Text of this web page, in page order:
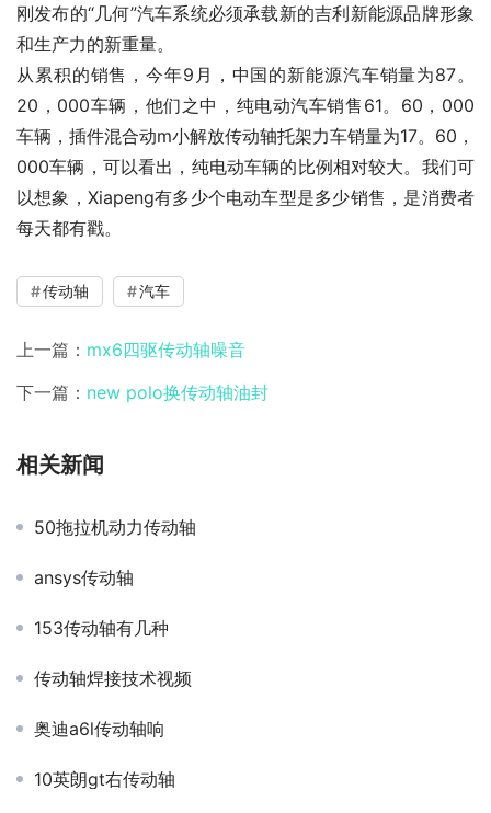
刚发布的“几何”汽车系统必须承载新的吉利新能源品牌形象
和生产力的新重量。
从累积的销售，今年9月，中国的新能源汽车销量为87。
20，000车辆，他们之中，纯电动汽车销售61。60，000
车辆，插件混合动m小解放传动轴托架力车销量为17。60，
000车辆，可以看出，纯电动车辆的比例相对较大。我们可
以想象，Xiapeng有多少个电动车型是多少销售，是消费者
每天都有戳。
传动轴 汽车
上一篇： mx6四驱传动轴噪音
下一篇： new polo换传动轴油封
相关新闻
50拖拉机动力传动轴
ansys传动轴
153传动轴有几种
传动轴焊接技术视频
奥迪a6l传动轴响
10英朗gt右传动轴